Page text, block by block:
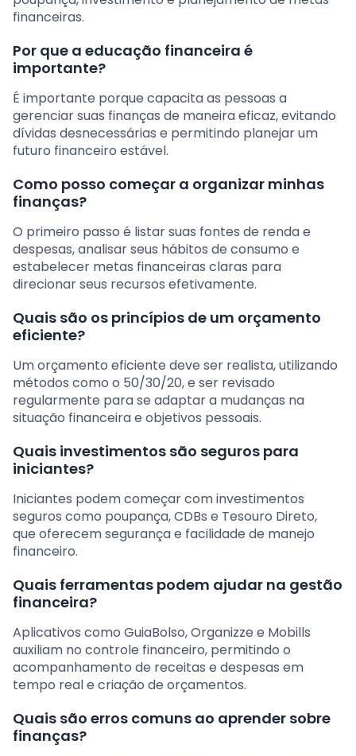
financeiras.
Por que a educação financeira é
importante?
É importante porque capacita as pessoas a
gerenciar suas finanças de maneira eficaz, evitando
dívidas desnecessárias e permitindo planejar um
futuro financeiro estável.
Como posso começar a organizar minhas
finanças?
O primeiro passo é listar suas fontes de renda e
despesas, analisar seus hábitos de consumo e
estabelecer metas financeiras claras para
direcionar seus recursos efetivamente.
Quais são os princípios de um orçamento
eficiente?
Um orçamento eficiente deve ser realista, utilizando
métodos como o 50/30/20, e ser revisado
regularmente para se adaptar a mudanças na
situação financeira e objetivos pessoais.
Quais investimentos são seguros para
iniciantes?
Iniciantes podem começar com investimentos
seguros como poupança, CDBs e Tesouro Direto,
que oferecem segurança e facilidade de manejo
financeiro.
Quais ferramentas podem ajudar na gestão
financeira?
Aplicativos como GuiaBolso, Organizze e Mobills
auxiliam no controle financeiro, permitindo o
acompanhamento de receitas e despesas em
tempo real e criação de orçamentos.
Quais são erros comuns ao aprender sobre
finanças?